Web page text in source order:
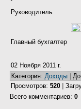
Руководитель
Главный бухгалтер
02 Ноября 2011 г.
Категория: Доходы
Просмотров: 520
Всего комментариев: 0